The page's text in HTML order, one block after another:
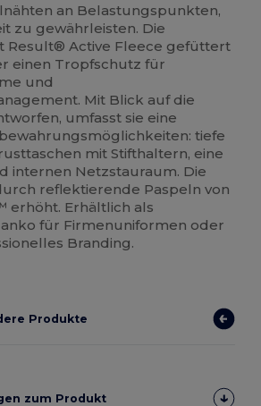
an Belastungspunkten,
zu gewährleisten. Die
Result® Active Fleece gefüttert
einen Tropfschutz für
und
Mit Blick auf die
umfasst sie eine
tiefe
mit Stifthaltern, eine
internen Netzstauraum. Die
reflektierende Paspeln von
erhöht. Erhältlich als
für Firmenuniformen oder
Branding.
Produkte
zum Produkt